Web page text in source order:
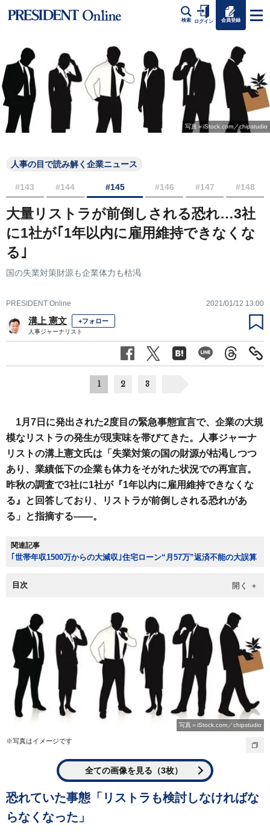
検索 ログイン 会員登録
写真＝iStock.com／chipstudio
人事の目で読み解く企業ニュース
#143 #144 #145 #146 #147 #148
大量リストラが前倒しされる恐れ…3社
に1社が｢1年以内に雇用維持できなくな
る｣
国の失業対策財源も企業体力も枯渇
PRESIDENT Online 2021/01/12 13:00
溝上 憲文 +フォロー
人事ジャーナリスト
1 2 3
1月7日に発出された2度目の緊急事態宣言で、企業の大規
模なリストラの発生が現実味を帯びてきた。人事ジャーナ
リストの溝上憲文氏は「失業対策の国の財源が枯渇しつつ
あり、業績低下の企業も体力をそがれた状況での再宣言。
昨秋の調査で3社に1社が『1年以内に雇用維持できなくな
る』と回答しており、リストラが前倒しされる恐れがあ
る」と指摘する――。
関連記事
｢世帯年収1500万からの大減収｣住宅ローン“月57万”返済不能の大誤算
目次
写真＝iStock.com／chipstudio
※写真はイメージです
全ての画像を見る（3枚）
恐れていた事態「リストラも検討しなければな
らなくなった」